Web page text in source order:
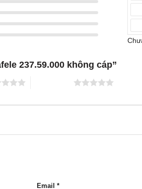
237.59.000 không cáp”
Email *